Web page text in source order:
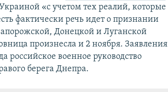
«с учетом тех реалий, которые
фактически речь идет о признании
Донецкой и Луганской
произнесла и 2 ноября. Заявления
российское военное руководство
берега Днепра.